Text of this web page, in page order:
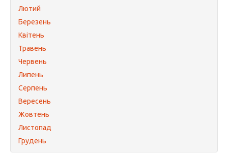
Лютий
Березень
Квітень
Травень
Червень
Липень
Серпень
Вересень
Жовтень
Листопад
Грудень